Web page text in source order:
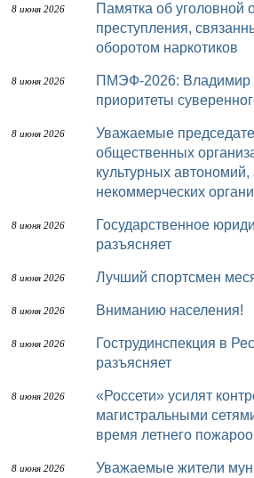
8 июня 2026
Памятка об уголовной ответственности за
преступления,
оборотом наркотиков
8 июня 2026
ПМЭФ-2026: Владимир Путин обозначил
приоритеты
8 июня 2026
Уважаемые председатели, руководители
общественных
культурных
некоммерческих
8 июня 2026
Государственное юридическое бюро
разъясняет
8 июня 2026 Лучший спортсмен
8 июня 2026 Вниманию населения!
8 июня 2026
Гострудинспекция в Республике Коми
разъясняет
8 июня 2026
«Россети» усилят контроль за
магистральными
время летнего
8 июня 2026
Уважаемые жители муниципального района